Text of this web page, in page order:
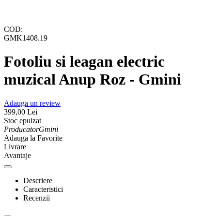
COD:
GMK1408.19
Fotoliu si leagan electric
muzical Anup Roz - Gmini
Adauga un review
399,00 Lei
Stoc epuizat
ProducatorGmini
Adauga la Favorite
Livrare
Avantaje
Descriere
Caracteristici
Recenzii